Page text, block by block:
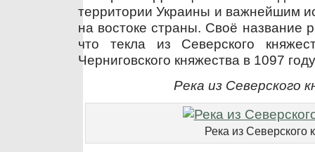
территории Украины и важнейшим
на востоке страны. Своё название
что текла из Северского
Черниговского княжества в 1097
Река из Северского
Река из Северского